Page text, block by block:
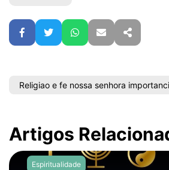
FacebookTwitterWhatsApp
E-mailPartilhar
Religiao e fe nossa senhora
Artigos
Espiritualidade